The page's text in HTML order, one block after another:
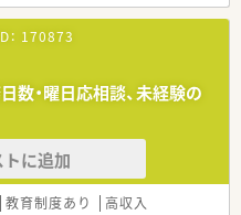
て】
いる成長企業のため、組織の未
います。
おりますので、未経験からでも
ある方。
ジャーを目指したいなど、キャ
迎です！
せて、年収500万円（8時間勤
170873
数・曜日応相談、未経験の
に追加
教育制度あり 高収入